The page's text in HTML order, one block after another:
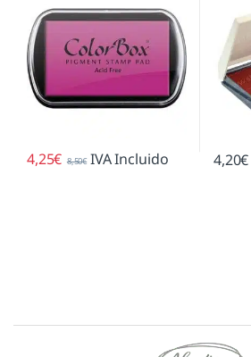
4,25€ 8,50€ IVA Incluido 4,20€
Marcas De Carrusel